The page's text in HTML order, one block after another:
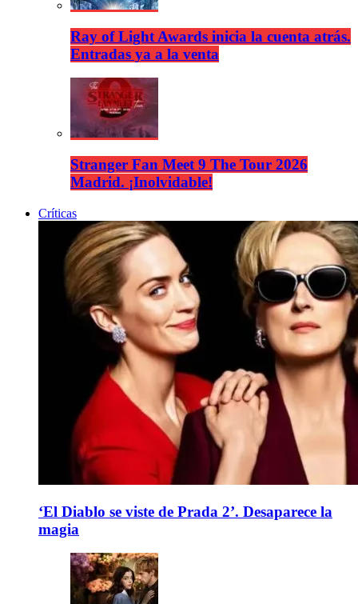
Ray of Light Awards inicia la cuenta atrás.
Entradas ya a la venta
Stranger Fan Meet 9 The Tour 2026
Madrid. ¡Inolvidable!
Críticas
‘El Diablo se viste de Prada 2’. Desaparece la
magia